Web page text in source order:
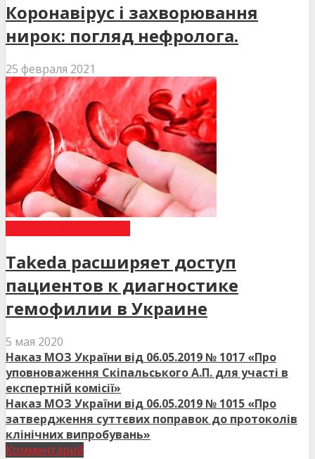
Коронавірус і захворювання
нирок: погляд нефролога.
25 февраля 2021
Takeda расширяет доступ
пациентов к диагностике
гемофилии в Украине
5 мая 2020
Наказ МОЗ України від 06.05.2019 № 1017 «Про
уповноваження Скіпальського А.П. для участі в
експертній комісії»
Наказ МОЗ України від 06.05.2019 № 1015 «Про
затвердження суттєвих поправок до протоколів
клінічних випробувань»
Комментарий